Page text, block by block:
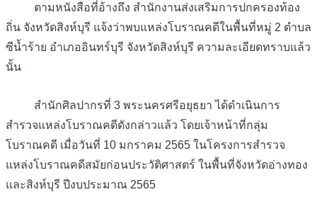
ตามหนังสือที่อ้างถึง สำนักงานส่งเสริมการปกครองท้อง
ถิ่น จังหวัดสิงห์บุรี แจ้งว่าพบแหล่งโบราณคดีในพื้นที่หมู่ 2 ตำบล
ซีน้ำร้าย อำเภออินทร์บุรี จังหวัดสิงห์บุรี ความละเอียดทราบแล้ว
นั้น
สำนักศิลปากรที่ 3 พระนครศรีอยุธยา ได้ดำเนินการ
สำรวจแหล่งโบราณคดีดังกล่าวแล้ว โดยเจ้าหน้าที่กลุ่ม
โบราณคดี เมื่อวันที่ 10 มกราคม 2565 ในโครงการสำรวจ
แหล่งโบราณคดีสมัยก่อนประวัติศาสตร์ ในพื้นที่จังหวัดอ่างทอง
และสิงห์บุรี ปีงบประมาณ 2565